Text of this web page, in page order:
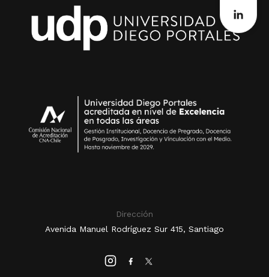
Dirección
Avenida Manuel Rodríguez Sur 415, Santiago